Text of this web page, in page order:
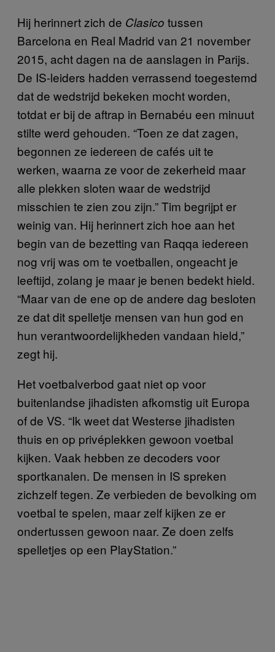
Hij herinnert zich de Clasico tussen
Barcelona en Real Madrid van 21 november
2015, acht dagen na de aanslagen in Parijs.
De IS-leiders hadden verrassend toegestemd
dat de wedstrijd bekeken mocht worden,
totdat er bij de aftrap in Bernabéu een minuut
stilte werd gehouden. “Toen ze dat zagen,
begonnen ze iedereen de cafés uit te
werken, waarna ze voor de zekerheid maar
alle plekken sloten waar de wedstrijd
misschien te zien zou zijn.” Tim begrijpt er
weinig van. Hij herinnert zich hoe aan het
begin van de bezetting van Raqqa iedereen
nog vrij was om te voetballen, ongeacht je
leeftijd, zolang je maar je benen bedekt hield.
“Maar van de ene op de andere dag besloten
ze dat dit spelletje mensen van hun god en
hun verantwoordelijkheden vandaan hield,”
zegt hij.
Het voetbalverbod gaat niet op voor
buitenlandse jihadisten afkomstig uit Europa
of de VS. “Ik weet dat Westerse jihadisten
thuis en op privéplekken gewoon voetbal
kijken. Vaak hebben ze decoders voor
sportkanalen. De mensen in IS spreken
zichzelf tegen. Ze verbieden de bevolking om
voetbal te spelen, maar zelf kijken ze er
ondertussen gewoon naar. Ze doen zelfs
spelletjes op een PlayStation.”